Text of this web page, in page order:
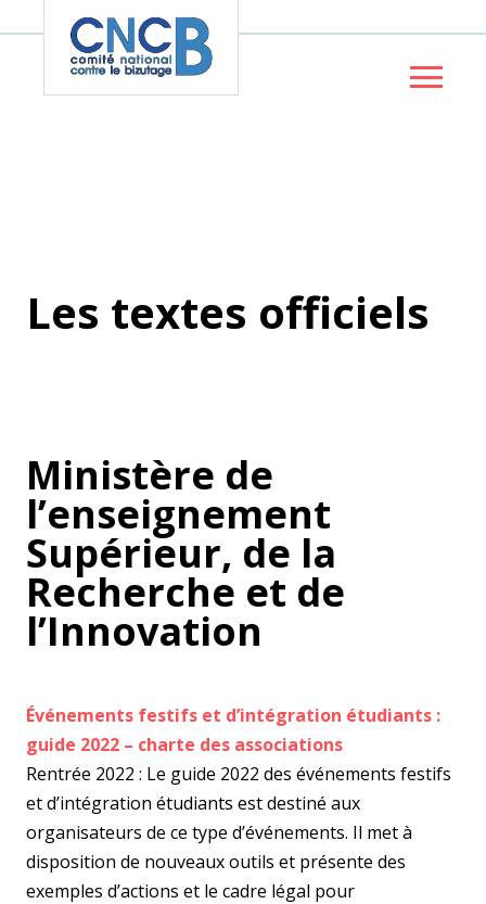
Les textes officiels
Ministère de
l’enseignement
Supérieur, de la
Recherche et de
l’Innovation
Événements festifs et d’intégration étudiants :
guide 2022 – charte des associations
Rentrée 2022 : Le guide 2022 des événements festifs
et d’intégration étudiants est destiné aux
organisateurs de ce type d’événements. Il met à
disposition de nouveaux outils et présente des
exemples d’actions et le cadre légal pour